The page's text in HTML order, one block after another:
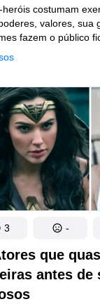
heróis costumam
valores, sua
fazem o público
que estará por trás
A resposta
incômodos e
citar um exemplo.
que
antes de
3 -